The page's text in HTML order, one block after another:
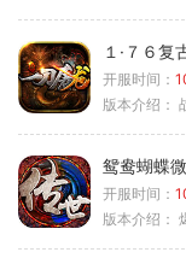
１·７６复
开服时间：
版本介绍：
鸳鸯蝴蝶
开服时间：
版本介绍：